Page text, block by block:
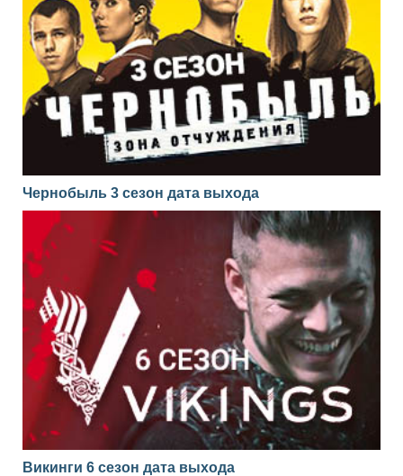
Чернобыль 3 сезон дата выхода
Викинги 6 сезон дата выхода